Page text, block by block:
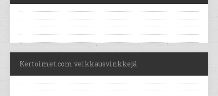
Kertoimet.com veikkausvinkkejä